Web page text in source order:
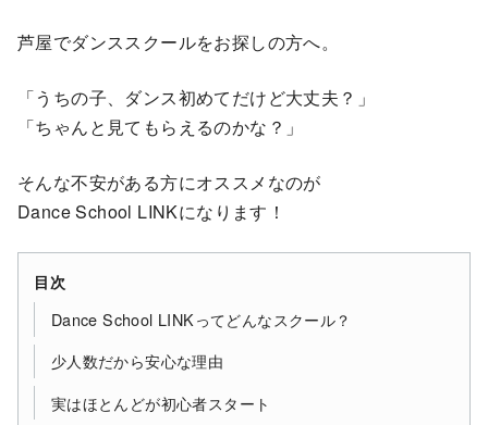
芦屋でダンススクールをお探しの方へ。
「うちの子、ダンス初めてだけど大丈夫？」
「ちゃんと見てもらえるのかな？」
そんな不安がある方にオススメなのが
Dance School LINKになります！
目次
Dance School LINKってどんなスクール？
少人数だから安心な理由
実はほとんどが初心者スタート